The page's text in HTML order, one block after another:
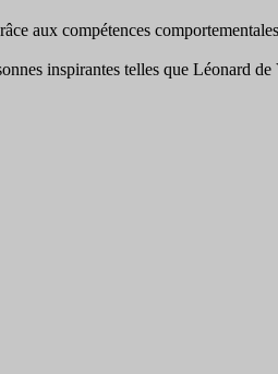
aux compétences
inspirantes telles que Léonard